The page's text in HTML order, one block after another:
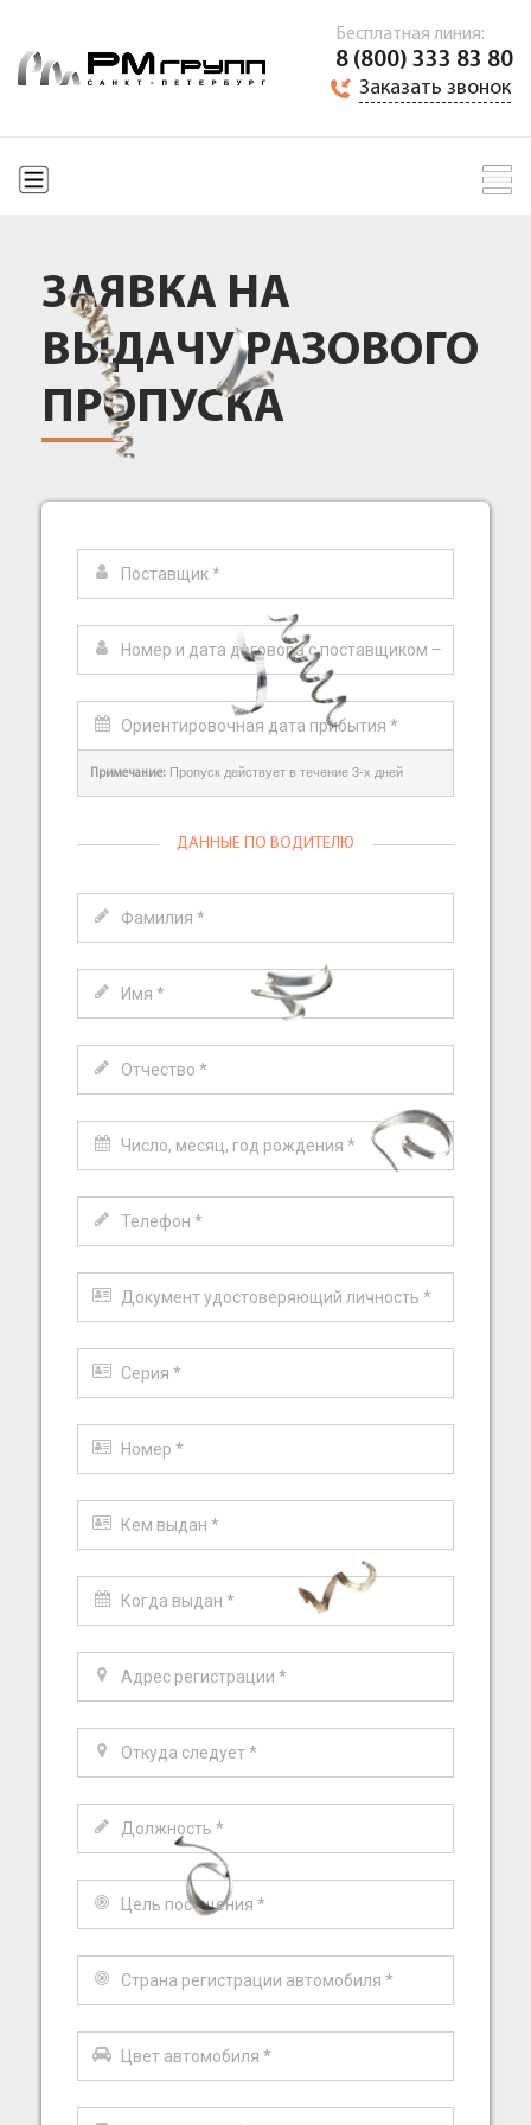
Бесплатная линия:
8 (800) 333 83 80
Заказать звонок
ЗАЯВКА НА
ВЫДАЧУ РАЗОВОГО
ПРОПУСКА
Примечание: Пропуск действует в течение 3-х дней
ДАННЫЕ ПО ВОДИТЕЛЮ